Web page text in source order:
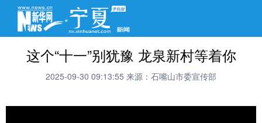
这个“十一”别犹豫 龙泉新村等着你
2025-09-30 09:13:55 来源：石嘴山市委宣传部